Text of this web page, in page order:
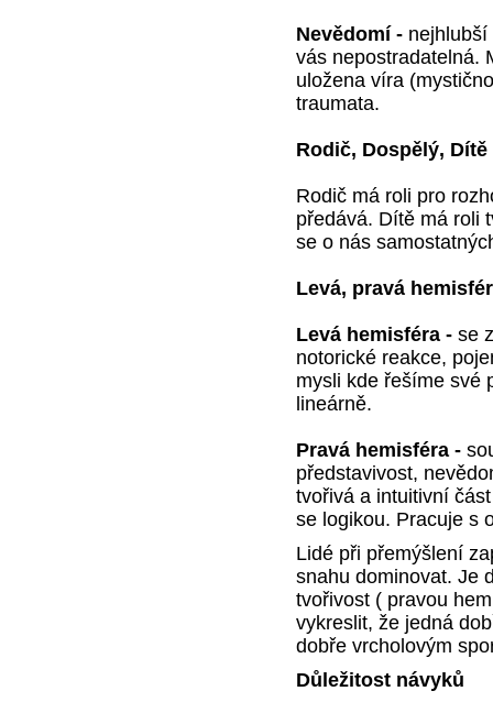
Nevědomí - nejhlubší
vás nepostradatelná.
uložena víra
traumata.
Rodič, Dospělý, Dítě
Rodič má roli pro
předává. Dítě má roli
se o nás
Levá, pravá
Levá hemisféra - se
notorické reakce,
mysli kde řešíme své
lineárně.
Pravá hemisféra -
představivost,
tvořivá a intuitivní
se logikou. Pracuje s
Lidé při přemýšlení
snahu dominovat. Je
tvořivost ( pravou
vykreslit, že jedná
dobře vrcholovým
Důležitost návyků